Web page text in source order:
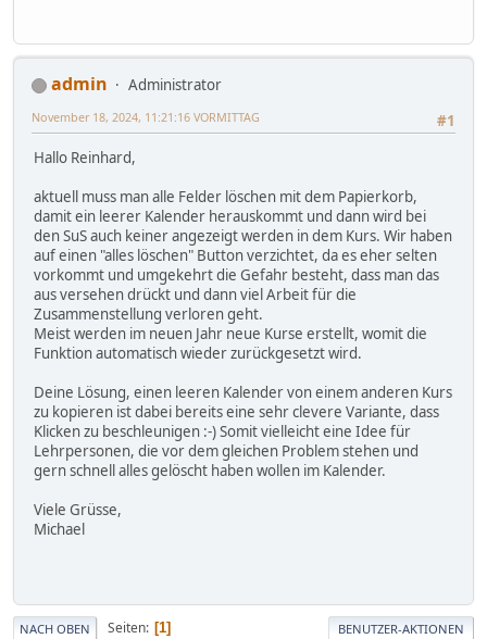
admin
Administrator
#1
November 18, 2024, 11:21:16 VORMITTAG
Hallo Reinhard,
aktuell muss man alle Felder löschen mit dem Papierkorb,
damit ein leerer Kalender herauskommt und dann wird bei
den SuS auch keiner angezeigt werden in dem Kurs. Wir haben
auf einen "alles löschen" Button verzichtet, da es eher selten
vorkommt und umgekehrt die Gefahr besteht, dass man das
aus versehen drückt und dann viel Arbeit für die
Zusammenstellung verloren geht.
Meist werden im neuen Jahr neue Kurse erstellt, womit die
Funktion automatisch wieder zurückgesetzt wird.
Deine Lösung, einen leeren Kalender von einem anderen Kurs
zu kopieren ist dabei bereits eine sehr clevere Variante, dass
Klicken zu beschleunigen :-) Somit vielleicht eine Idee für
Lehrpersonen, die vor dem gleichen Problem stehen und
gern schnell alles gelöscht haben wollen im Kalender.
Viele Grüsse,
Michael
NACH OBEN Seiten 1 BENUTZER-AKTIONEN